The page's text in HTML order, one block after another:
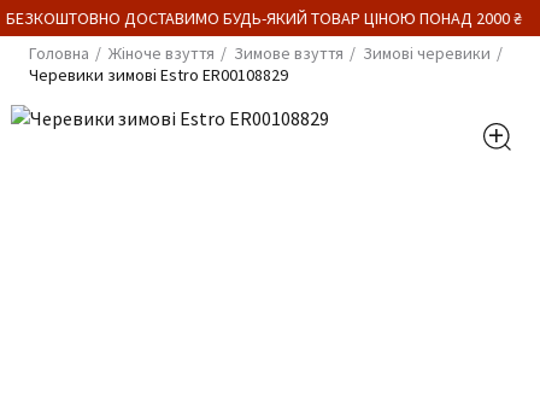
ДОСТАВИМО БУДЬ-ЯКИЙ ТОВАР ЦІНОЮ ПОНАД 2000 ₴
Головна
Жіноче взуття Зимове взуття
Зимові черевики
Черевики зимові Estro ER00108829